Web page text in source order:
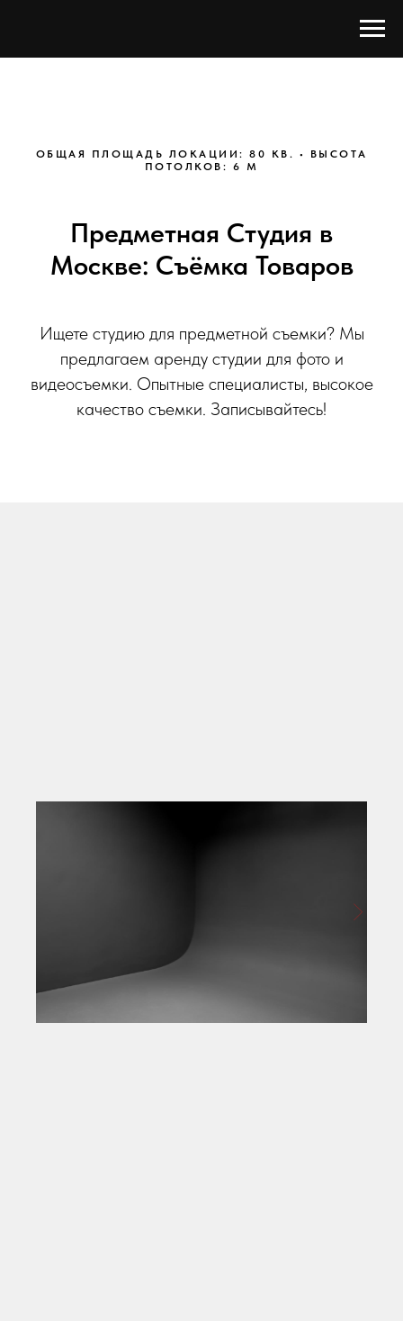
ОБЩАЯ ПЛОЩАДЬ ЛОКАЦИИ: 80 КВ. • ВЫСОТА
ПОТОЛКОВ: 6 М
Предметная Студия в
Москве: Съёмка Товаров
Ищете студию для предметной съемки? Мы
предлагаем аренду студии для фото и
видеосъемки. Опытные специалисты, высокое
качество съемки. Записывайтесь!